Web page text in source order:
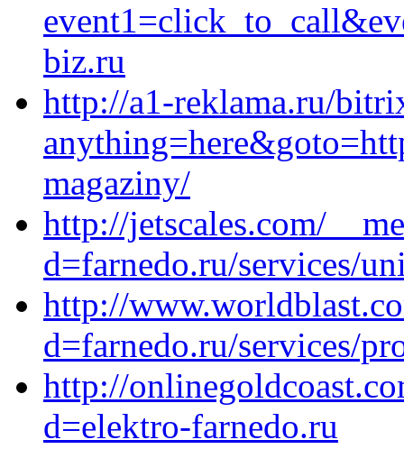
biz.ru
http://a1-reklama.ru/
magaziny/
http://jetscales.com/
d=farnedo.ru/services/
http://
d=farnedo.ru/services/
http://
d=elektro-farnedo.ru